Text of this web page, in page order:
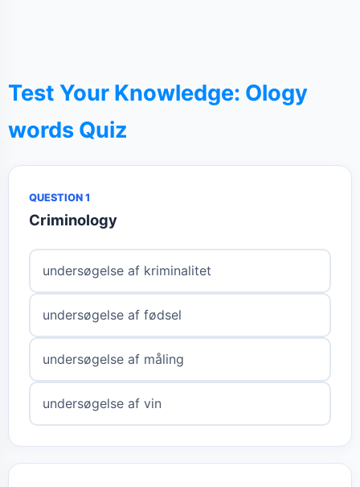
Test Your Knowledge: Ology
words Quiz
QUESTION 1
Criminology
undersøgelse af kriminalitet
undersøgelse af fødsel
undersøgelse af måling
undersøgelse af vin